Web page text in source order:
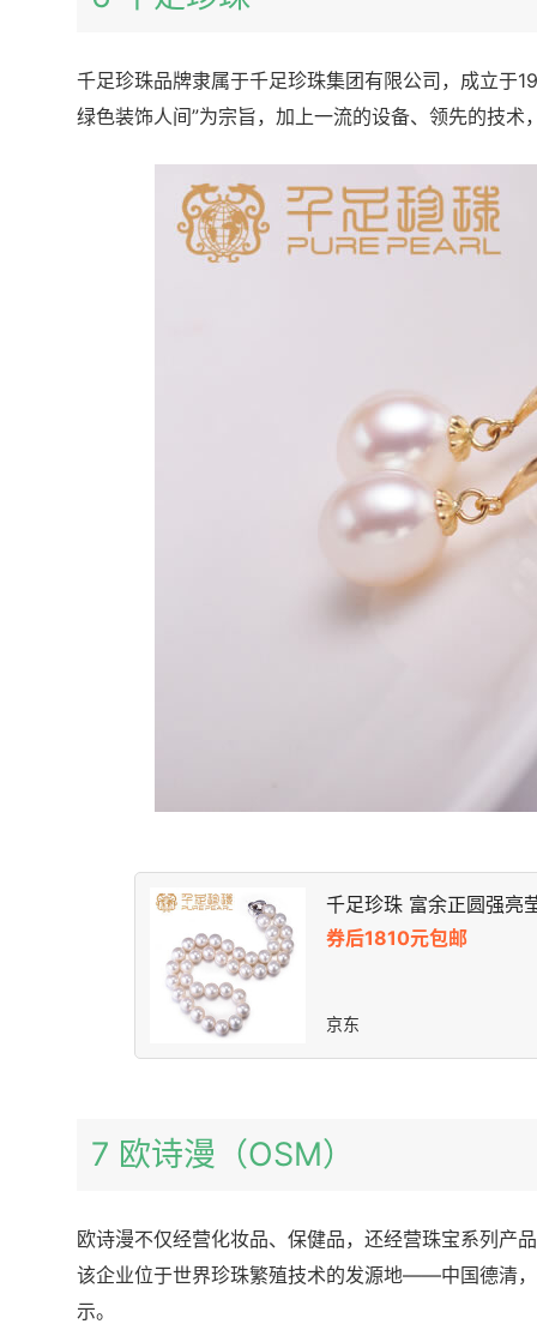
千足珍珠品牌隶属于千足珍珠集团有限公司，成立于
绿色装饰人间”为宗旨，加上一流的设备、领先的技术
千足珍珠 富余正圆强亮
券后1810元包邮
京东
7 欧诗漫（OSM）
欧诗漫不仅经营化妆品、保健品，还经营珠宝系列产
该企业位于世界珍珠繁殖技术的发源地——中国德清
示。